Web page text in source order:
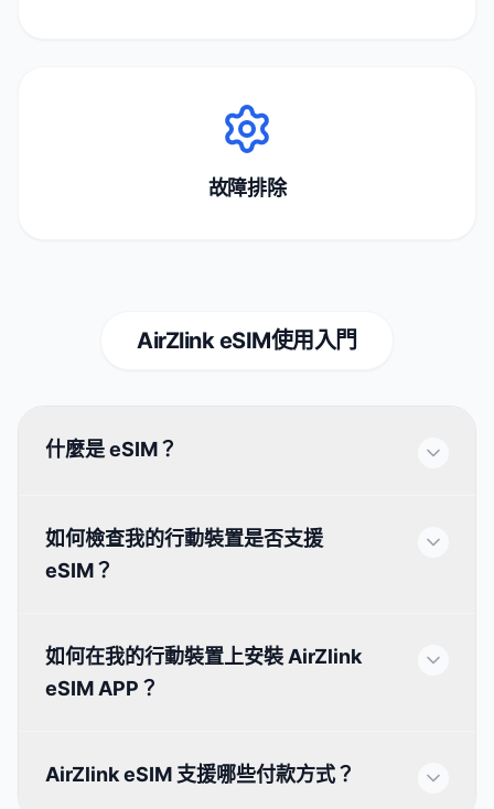
故障排除
AirZlink eSIM使用入門
什麼是 eSIM？
如何檢查我的行動裝置是否支援
eSIM？
如何在我的行動裝置上安裝 AirZlink
eSIM APP？
AirZlink eSIM 支援哪些付款方式？